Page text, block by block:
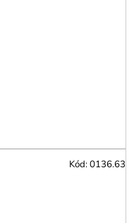
Kód:0136.63